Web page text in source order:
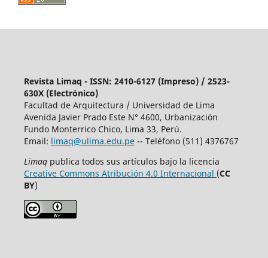
Revista Limaq - ISSN: 2410-6127 (Impreso) / 2523-
630X (Electrónico)
Facultad de Arquitectura / Universidad de Lima
Avenida Javier Prado Este N° 4600, Urbanización
Fundo Monterrico Chico, Lima 33, Perú.
Email: limaq@ulima.edu.pe-- Teléfono (511) 4376767
Limaq publica todos sus artículos bajo la licencia
Creative Commons Atribución 4.0 Internacional (CC
BY)